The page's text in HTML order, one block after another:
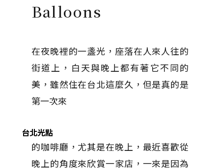
Balloons
在夜晚裡的一盞光，座落在人來人往的
街道上，白天與晚上都有著它不同的
美，雖然住在台北這麼久，但是真的是
第一次來
台北光點
的咖啡廳，尤其是在晚上，最近喜歡從
晚上的角度來欣賞一家店，一來是因為